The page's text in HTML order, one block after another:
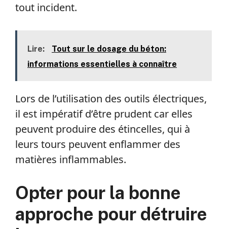
tout incident.
Lire:
Tout sur le dosage du béton:
informations essentielles à connaître
Lors de l’utilisation des outils électriques,
il est impératif d’être prudent car elles
peuvent produire des étincelles, qui à
leurs tours peuvent enflammer des
matières inflammables.
Opter pour la bonne
approche pour détruire